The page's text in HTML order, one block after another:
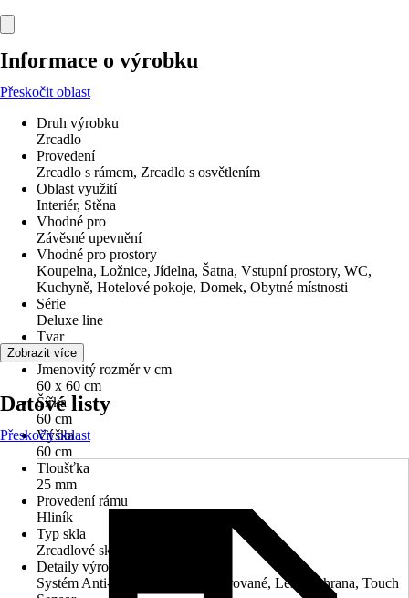
Informace o výrobku
Přeskočit oblast
Druh výrobku
Zrcadlo
Provedení
Zrcadlo s rámem, Zrcadlo s osvětlením
Oblast využití
Interiér, Stěna
Vhodné pro
Závěsné upevnění
Vhodné pro prostory
Koupelna, Ložnice, Jídelna, Šatna, Vstupní prostory, WC,
Kuchyně, Hotelové pokoje, Domek, Obytné místnosti
Série
Deluxe line
Tvar
Kulatý
Jmenovitý rozměr v cm
60 x 60 cm
Šířka
60 cm
Výška
60 cm
Tloušťka
25 mm
Provedení rámu
Hliník
Typ skla
Zrcadlové sklo
Detaily výrobku
Systém Anti-Fog, Osvětlení integrované, Leštěná hrana, Touch
Zobrazit více
Datové listy
Přeskočit oblast